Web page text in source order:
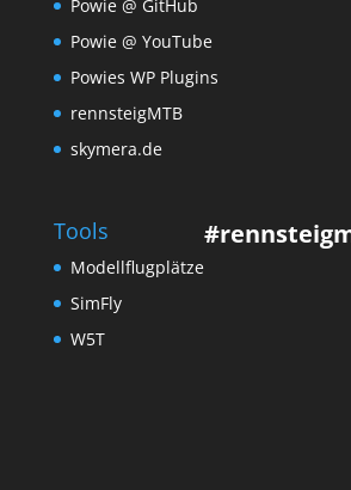
Powie @ GitHub
Powie @ YouTube
Powies WP Plugins
rennsteigMTB
skymera.de
Tools
Modellflugplätze
SimFly
W5T